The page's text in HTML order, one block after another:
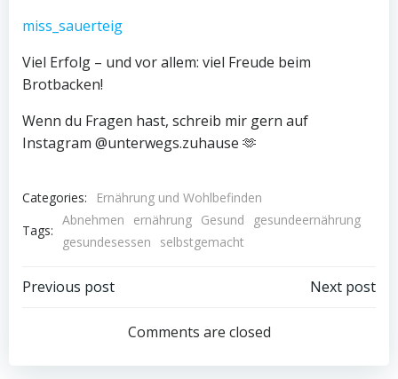
miss_sauerteig
Viel Erfolg – und vor allem: viel Freude beim
Brotbacken!
Wenn du Fragen hast, schreib mir gern auf
Instagram @unterwegs.zuhause 🫶
Categories:
Ernährung und Wohlbefinden
Tags:
Abnehmen ernährung Gesund
gesundeernährung
gesundesessen
selbstgemacht
Post
navigation
Previous post
navigation
Next post
Comments are closed